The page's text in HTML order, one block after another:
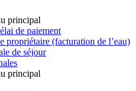
principal
de paiement
propriétaire (facturation de l’eau)
de séjour
principal